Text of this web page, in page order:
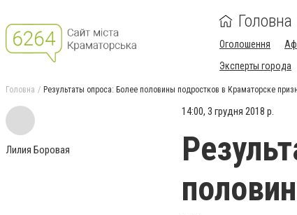
Головна
Оголошення
Эксперты города
Головна Результаты опроса: Более половины подростков в Краматорске
Лилия Боровая
14:00, 3 грудня 2018 р.